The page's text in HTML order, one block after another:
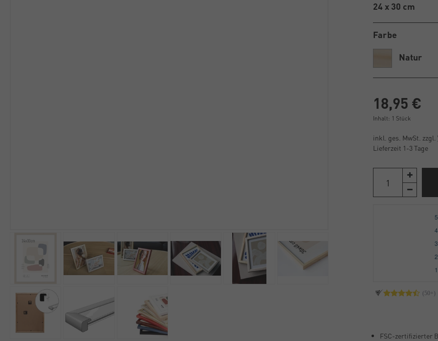
24 x 30 cm
Farbe
Natur
18,95 €
Inhalt: 1 Stück
inkl. ges. MwSt. zzgl.
Lieferzeit 1-3 Tage
FSC-zertifizierter